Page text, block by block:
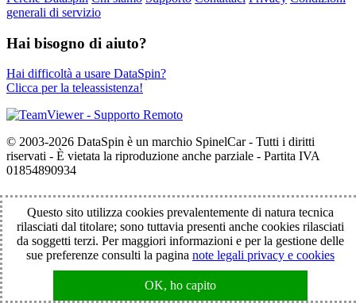
generali di servizio
Hai bisogno di aiuto?
Hai difficoltà a usare DataSpin?
Clicca per la teleassistenza!
© 2003-2026 DataSpin è un marchio SpinelCar - Tutti i diritti
riservati - È vietata la riproduzione anche parziale - Partita IVA
01854890934
Questo sito utilizza cookies prevalentemente di natura tecnica
rilasciati dal titolare; sono tuttavia presenti anche cookies rilasciati
da soggetti terzi. Per maggiori informazioni e per la gestione delle
sue preferenze consulti la pagina note legali privacy e cookies
OK, ho capito